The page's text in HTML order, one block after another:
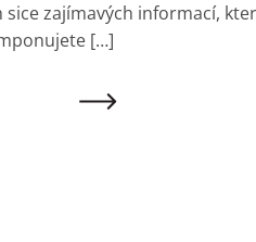
sice zajímavých informací,
[…]